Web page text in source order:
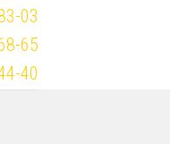
03
65
40